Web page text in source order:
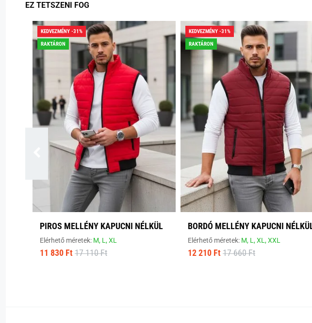
EZ TETSZENI FOG
KEDVEZMÉNY -31%
RAKTÁRON
PIROS MELLÉNY KAPUCNI NÉLKÜL
Elérhető méretek: M, L,XL
11 830 Ft 17 110 Ft
KEDVEZMÉNY -31%
RAKTÁRON
BORDÓ MELLÉNY KAPUCNI
Elérhető méretek: M, L,XL,XXL
12 210 Ft 17 660 Ft